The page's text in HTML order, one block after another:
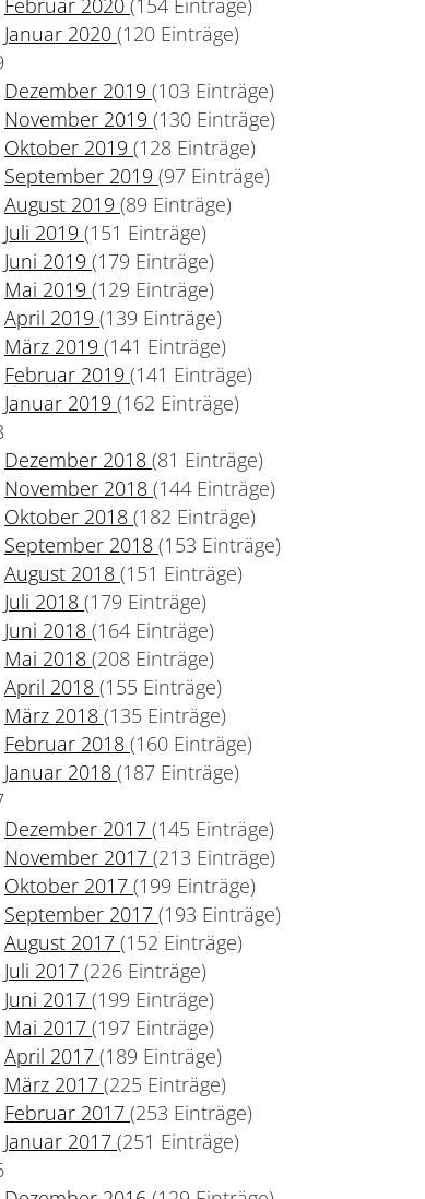
Februar 2020(154 Einträge)
Januar 2020(120 Einträge)
Dezember 2019(103 Einträge)
November 2019(130 Einträge)
Oktober 2019(128 Einträge)
September 2019(97 Einträge)
August 2019(89 Einträge)
Juli 2019(151 Einträge)
Juni 2019(179 Einträge)
Mai 2019(129 Einträge)
April 2019(139 Einträge)
März 2019(141 Einträge)
Februar 2019(141 Einträge)
Januar 2019(162 Einträge)
Dezember 2018(81 Einträge)
November 2018(144 Einträge)
Oktober 2018(182 Einträge)
September 2018(153 Einträge)
August 2018(151 Einträge)
Juli 2018(179 Einträge)
Juni 2018(164 Einträge)
Mai 2018(208 Einträge)
April 2018(155 Einträge)
März 2018(135 Einträge)
Februar 2018(160 Einträge)
Januar 2018(187 Einträge)
Dezember 2017(145 Einträge)
November 2017(213 Einträge)
Oktober 2017(199 Einträge)
September 2017(193 Einträge)
August 2017(152 Einträge)
Juli 2017(226 Einträge)
Juni 2017(199 Einträge)
Mai 2017(197 Einträge)
April 2017(189 Einträge)
März 2017(225 Einträge)
Februar 2017(253 Einträge)
Januar 2017(251 Einträge)